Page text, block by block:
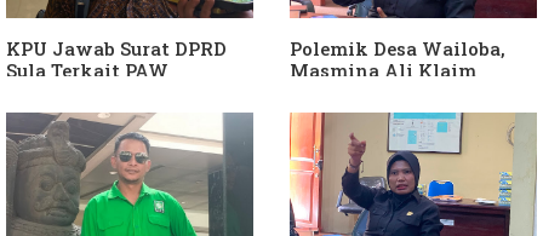
KPU Jawab Surat DPRD
Sula Terkait PAW
Hanura
Polemik Desa Wailoba,
Masmina Ali Klaim
Keterlibatan Ketua PKB
Sula